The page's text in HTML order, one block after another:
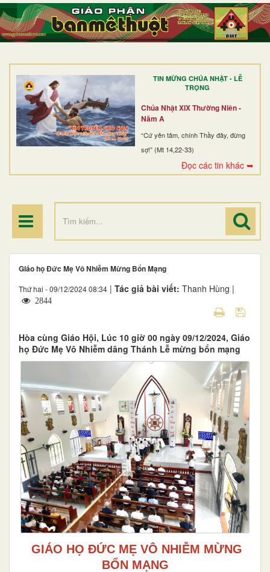
TIN MỪNG CHÚA NHẬT - LỄ
TRỌNG
Chúa Nhật XIX Thường Niên -
Năm A
“Cứ yên tâm, chính Thầy đây, đừng
sợ!” (Mt 14,22-33)
Đọc các tin khác ➥
TRANG NHẤT
GIỚI THIỆU
DÒNG TU
BAN MỤC VỤ
ĐOÀN THỂ CG
ĐIỂM HÀNH HƯƠNG
Giáo họ Đức Mẹ Vô Nhiễm Mừng Bổn Mạng
Thứ hai - 09/12/2024 08:34 | Tác giả bài viết: Thanh Hùng |
2844
Hòa cùng Giáo Hội, Lúc 10 giờ 00 ngày 09/12/2024, Giáo
họ Đức Mẹ Vô Nhiễm dâng Thánh Lễ mừng bổn mạng
GIÁO HỌ ĐỨC MẸ VÔ NHIỄM MỪNG
BỔN MẠNG